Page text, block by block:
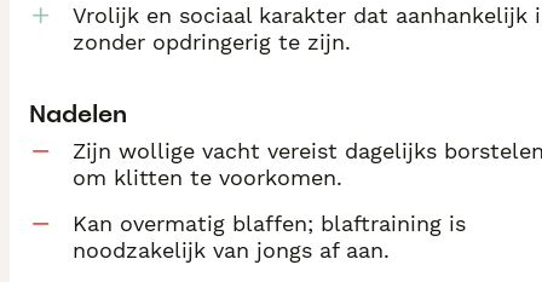
Vrolijk en sociaal karakter dat aanhankelijk
zonder opdringerig te zijn.
Nadelen
Zijn wollige vacht vereist dagelijks
om klitten te voorkomen.
Kan overmatig blaffen; blaftraining is
noodzakelijk van jongs af aan.